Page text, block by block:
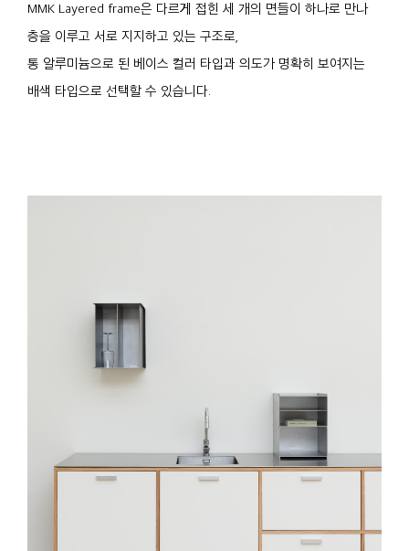
MMK Layered frame은 다르게 접힌 세 개의 면들이 하나로 만나
층을 이루고 서로 지지하고 있는 구조로,
통 알루미늄으로 된 베이스 컬러 타입과 의도가 명확히 보여지는
배색 타입으로 선택할 수 있습니다.